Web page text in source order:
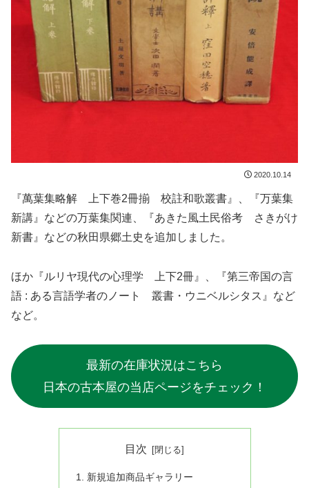
2020.10.14
『萬葉集略解 上下巻2冊揃 校註和歌叢書』、『万葉集
新講』などの万葉集関連、『あきた風土民俗考 さきがけ
新書』などの秋田県郷土史を追加しました。
ほか『ルリヤ現代の心理学 上下2冊』、『第三帝国の言
語 : ある言語学者のノート 叢書・ウニベルシタス』など
など。
最新の在庫状況はこちら
日本の古本屋の当店ページをチェック！
目次
新規追加商品ギャラリー